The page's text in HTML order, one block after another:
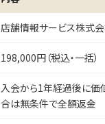
店舗情報サービス株式会
198,000円（税込・一括）
入会から1年経過後に価
合は無条件で全額返金